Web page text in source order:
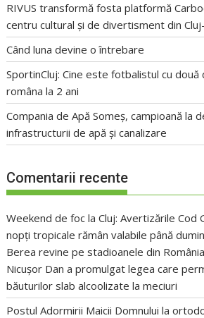
RIVUS transformă fosta platformă
centru cultural și de divertisment din
Când luna devine o întrebare
SportinCluj: Cine este fotbalistul cu
româna la 2 ani
Compania de Apă Someș, campioană la
infrastructurii de apă și canalizare
Comentarii recente
Weekend de foc la Cluj: Avertizările Cod
nopți tropicale rămân valabile până
Berea revine pe stadioanele din
Nicușor Dan a promulgat legea care
băuturilor slab alcoolizate la meciuri
Postul Adormirii Maicii Domnului la